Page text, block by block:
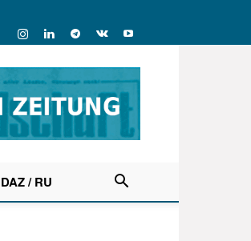
DAZ / RU